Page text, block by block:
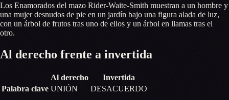
Los Enamorados del mazo Rider-Waite-Smith muestran a un hombre y
una mujer desnudos de pie en un jardín bajo una figura alada de luz,
con un árbol de frutos tras uno de ellos y un árbol en llamas tras el
otro.
Al derecho frente a invertida
Al derecho
Invertida
Palabra clave UNIÓN DESACUERDO